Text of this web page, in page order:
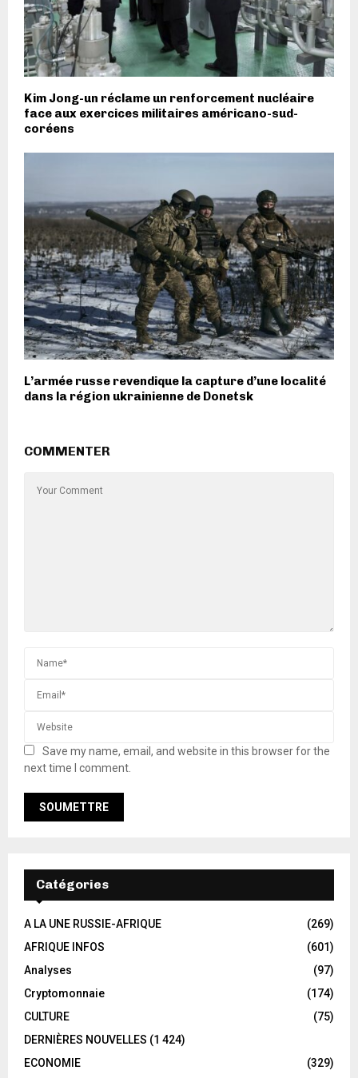
Kim Jong-un réclame un renforcement nucléaire
face aux exercices militaires américano-sud-
coréens
L’armée russe revendique la capture d’une localité
dans la région ukrainienne de Donetsk
COMMENTER
Save my name, email, and website in this browser for the
next time I comment.
Catégories
A LA UNE RUSSIE-AFRIQUE
(269)
AFRIQUE INFOS
(601)
Analyses
(97)
Cryptomonnaie
(174)
CULTURE
(75)
DERNIÈRES NOUVELLES (1 424)
ECONOMIE
(329)